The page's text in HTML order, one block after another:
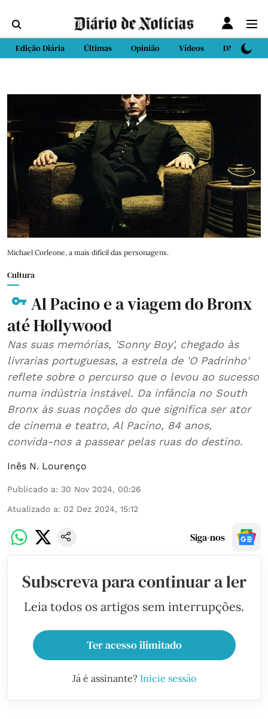
Edição Diária Últimas Opinião Vídeos DN Sport
Michael Corleone, a mais difícil das personagens.
Cultura
Al Pacino e a viagem do Bronx
até Hollywood
Nas suas memórias, 'Sonny Boy', chegado às
livrarias portuguesas, a estrela de 'O Padrinho'
reflete sobre o percurso que o levou ao sucesso
numa indústria instável. Da infância no South
Bronx às suas noções do que significa ser ator
de cinema e teatro, Al Pacino, 84 anos,
convida-nos a passear pelas ruas do destino.
Inês N. Lourenço
Publicado a: 30 Nov 2024, 00:26
Atualizado a: 02 Dez 2024, 15:12
Siga-nos
Subscreva para continuar a ler
Leia todos os artigos sem interrupções.
Ter acesso ilimitado
Já é assinante? Inicie sessão